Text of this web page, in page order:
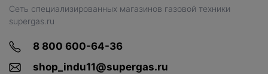
Сеть специализированных магазинов газовой техники
supergas.ru
8 800 600-64-36
shop_indu11@supergas.ru